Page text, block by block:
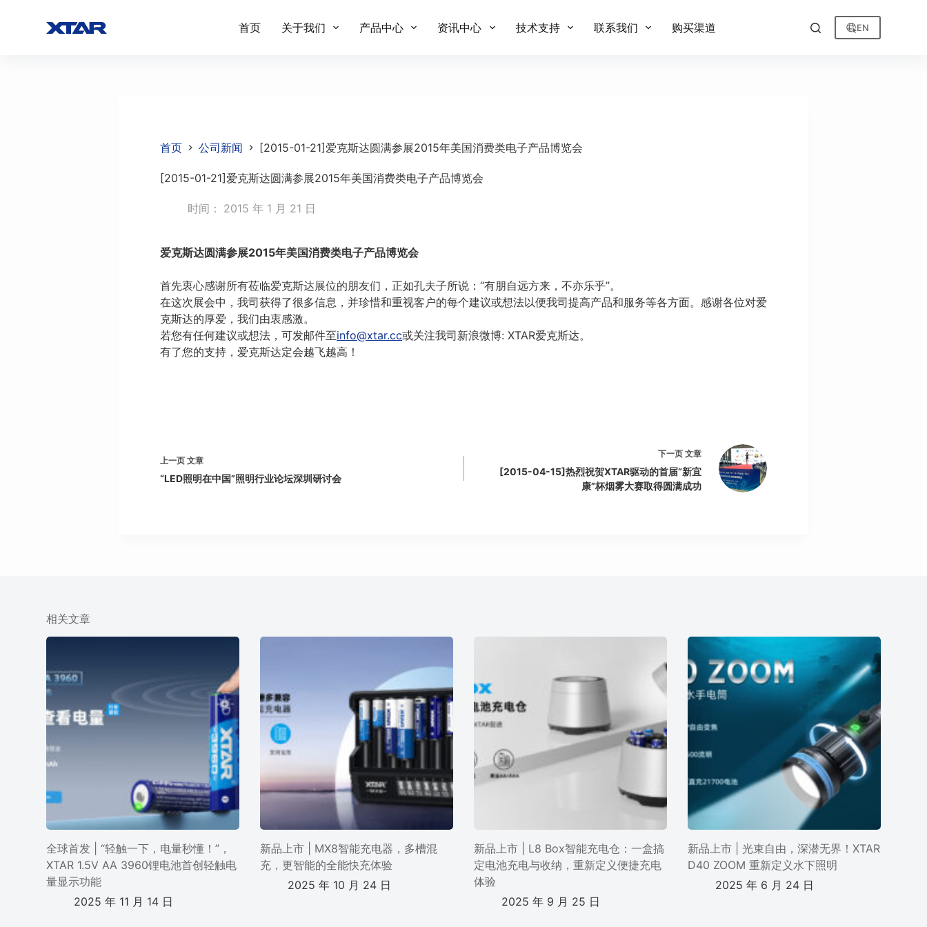
首页 关于我们 产品中心 资讯中心 技术支持 联系我们 购买渠道 EN
首页 公司新闻 [2015-01-21]爱克斯达圆满参展2015年美国消费类电子产品博览会
[2015-01-21]爱克斯达圆满参展2015年美国消费类电子产品博览会
时间： 2015 年 1 月 21 日
爱克斯达圆满参展2015年美国消费类电子产品博览会
首先衷心感谢所有莅临爱克斯达展位的朋友们，正如孔夫子所说：“有朋自远方来，不亦乐乎”。
在这次展会中，我司获得了很多信息，并珍惜和重视客户的每个建议或想法以便我司提高产品和服务等各方面。感谢各位对爱
克斯达的厚爱，我们由衷感激。
若您有任何建议或想法，可发邮件至info@xtar.cc或关注我司新浪微博: XTAR爱克斯达。
有了您的支持，爱克斯达定会越飞越高！
上一页 文章
“LED照明在中国”照明行业论坛深圳研讨会
下一页 文章
[2015-04-15]热烈祝贺XTAR驱动的首届“新宜
康”杯烟雾大赛取得圆满成功
相关文章
全球首发 | “轻触一下，电量秒懂！”，
XTAR 1.5V AA 3960锂电池首创轻触电
量显示功能
2025 年 11 月 14 日
新品上市 | MX8智能充电器，多槽混
充，更智能的全能快充体验
2025 年 10 月 24 日
新品上市 | L8 Box智能充电仓：一盒搞
定电池充电与收纳，重新定义便捷充电
体验
2025 年 9 月 25 日
新品上市 | 光束自由，深潜无界！XTAR
D40 ZOOM 重新定义水下照明
2025 年 6 月 24 日